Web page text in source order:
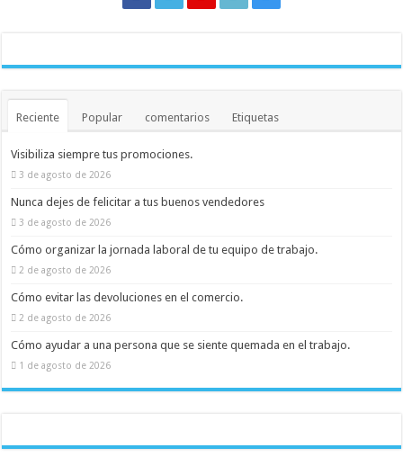
Reciente Popular comentarios Etiquetas
Visibiliza siempre tus promociones.
3 de agosto de 2026
Nunca dejes de felicitar a tus buenos vendedores
3 de agosto de 2026
Cómo organizar la jornada laboral de tu equipo de trabajo.
2 de agosto de 2026
Cómo evitar las devoluciones en el comercio.
2 de agosto de 2026
Cómo ayudar a una persona que se siente quemada en el trabajo.
1 de agosto de 2026